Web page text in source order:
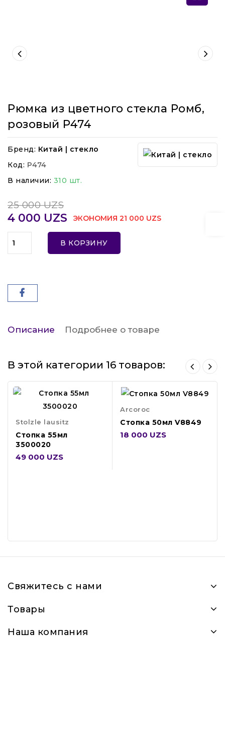
Рюмка из цветного стекла Ромб,
розовый P474
Бренд: Китай | стекло
Код: P474
В наличии: 310 шт.
25 000 UZS
4 000 UZS ЭКОНОМИЯ 21 000 UZS
В КОРЗИНУ
Описание Подробнее о товаре
В этой категории 16 товаров:
Stolzle lausitz
Стопка 55мл
3500020
49 000 UZS
Arcoroc
Стопка 50мл V8849
18 000 UZS
Свяжитесь с нами
Товары
Наша компания